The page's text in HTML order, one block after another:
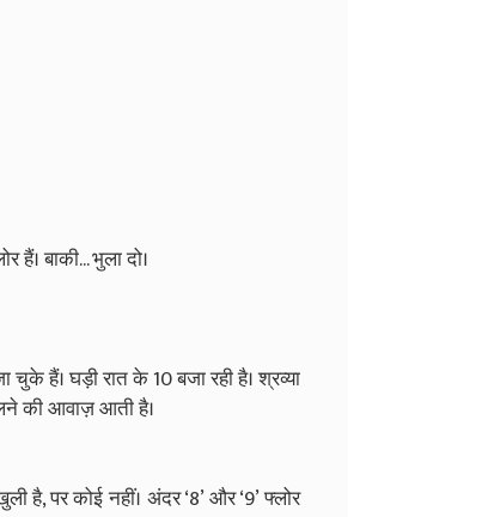
हैं। बाकी... भुला दो।
हैं। घड़ी रात के 10 बजा रही है। श्रव्या
की आवाज़ आती है।
पर कोई नहीं। अंदर ‘8’ और ‘9’ फ्लोर